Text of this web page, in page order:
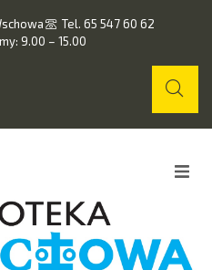
Tel. 65 547 60 62
9.00 – 15.00
O nas